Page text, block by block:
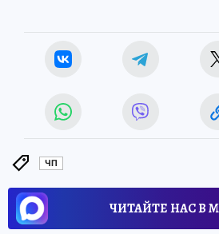
ЧП
ЧИТАЙТЕ НАС В